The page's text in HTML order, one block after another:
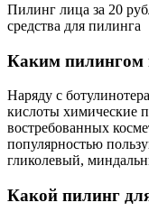
Пилинг лица за 20
средства для пилинга
Каким пилингом
Наряду с
кислоты химические
востребованных
популярностью
гликолевый,
Какой пилинг